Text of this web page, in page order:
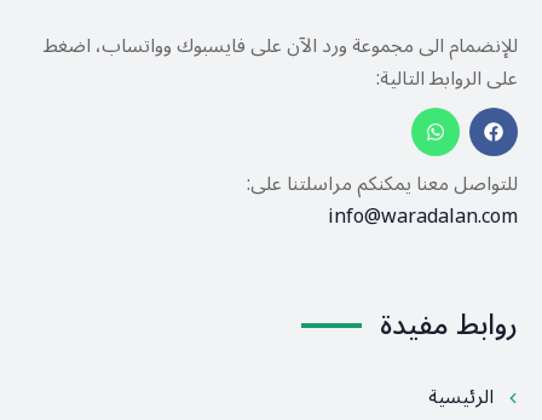
للإنضمام الى مجموعة ورد الآن على فايسبوك وواتساب، اضغط
على الروابط التالية:
للتواصل معنا يمكنكم مراسلتنا على:
info@waradalan.com
روابط مفيدة
الرئيسية